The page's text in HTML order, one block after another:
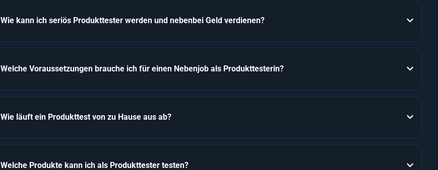
Wie kann ich seriös Produkttester werden und nebenbei Geld verdienen?
Welche Voraussetzungen brauche ich für einen Nebenjob als Produkttesterin?
Wie läuft ein Produkttest von zu Hause aus ab?
Welche Produkte kann ich als Produkttester testen?